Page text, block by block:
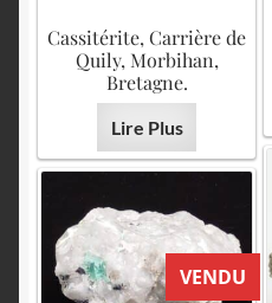
Cassitérite, Carrière de
Quily, Morbihan,
Bretagne.
Lire Plus
VENDU